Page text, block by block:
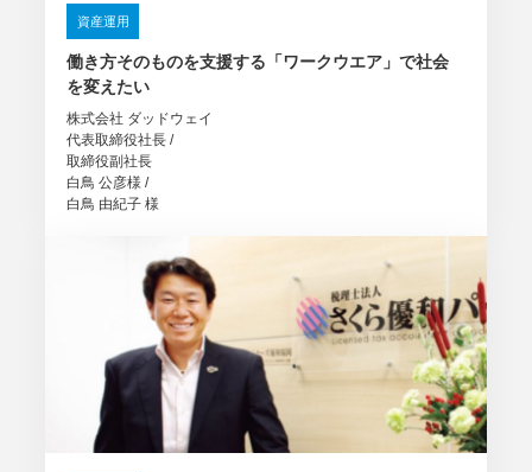
資産運用
働き方そのものを支援する 「ワークウエア」で社会
を変えたい
株式会社 ダッドウェイ
代表取締役社長 /
取締役副社長
白鳥 公彦様 /
白鳥 由紀子 様